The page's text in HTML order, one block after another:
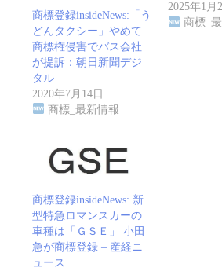
商標登録insideNews:「う
どんタクシー」やめて
商標権侵害でバス会社
が提訴：朝日新聞デジ
タル
2020年7月14日
商標_最新情報
2025年1月
商標_
商標登録insideNews: 新
型特急ロマンスカーの
車種は「ＧＳＥ」 小田
急が商標登録 – 産経ニ
ュース